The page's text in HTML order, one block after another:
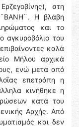
στη
¨ΒΑΝΗ¨. Η βλάβη
και το
αγκυροβόλιο του
καλά
Μήλου αρχικά
ενώ μετά από
επετράπη η
κινήθηκε η
κατά του
Αρχής. Από
και δεν